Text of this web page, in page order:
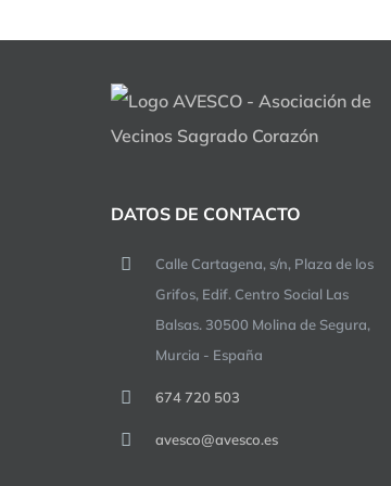
DATOS DE CONTACTO
Calle Cartagena, s/n, Plaza de los
Grifos, Edif. Centro Social Las
Balsas. 30500 Molina de Segura,
Murcia - España
674 720 503
avesco@avesco.es